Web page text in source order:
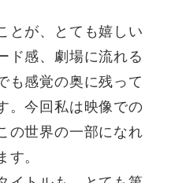
とが、とても嬉しい
ド感、劇場に流れる
も感覚の奥に残って
。今回私は映像での
の世界の一部になれ
す。